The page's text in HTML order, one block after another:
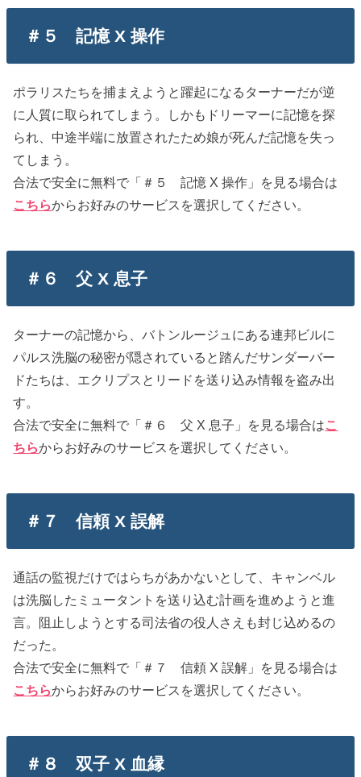
＃５ 記憶 X 操作
ポラリスたちを捕まえようと躍起になるターナーだが逆
に人質に取られてしまう。しかもドリーマーに記憶を探
られ、中途半端に放置されたため娘が死んだ記憶を失っ
てしまう。
合法で安全に無料で「＃５ 記憶 X 操作」を見る場合は
こちらからお好みのサービスを選択してください。
＃６ 父 X 息子
ターナーの記憶から、バトンルージュにある連邦ビルに
パルス洗脳の秘密が隠されていると踏んだサンダーバー
ドたちは、エクリプスとリードを送り込み情報を盗み出
す。
合法で安全に無料で「＃６ 父 X 息子」を見る場合はこ
ちらからお好みのサービスを選択してください。
＃７ 信頼 X 誤解
通話の監視だけではらちがあかないとして、キャンベル
は洗脳したミュータントを送り込む計画を進めようと進
言。阻止しようとする司法省の役人さえも封じ込めるの
だった。
合法で安全に無料で「＃７ 信頼 X 誤解」を見る場合は
こちらからお好みのサービスを選択してください。
＃８ 双子 X 血縁